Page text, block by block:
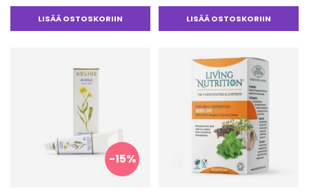
Arvostelu
tuotteesta:LISÄÄ OSTOSKORIIN
oli:
13,90€.
on:
11,80€.
LISÄÄ OSTOSKORIIN
-15%